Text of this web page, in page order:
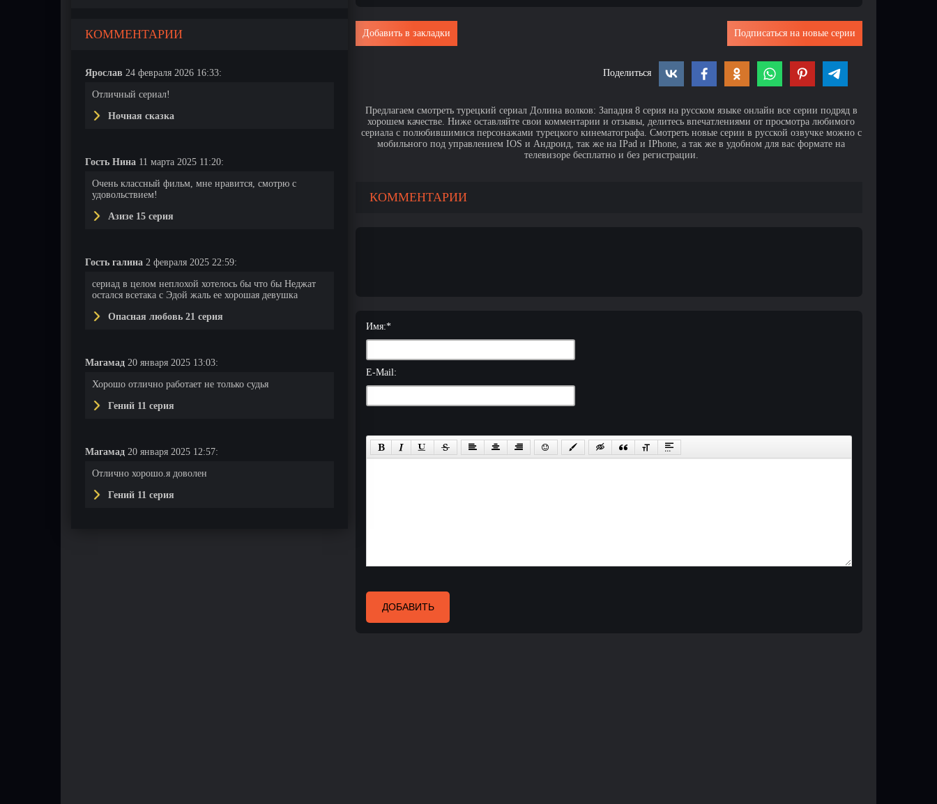
КОММЕНТАРИИ
Ярослав 24 февраля 2026 16:33:
Отличный сериал!
Ночная сказка
Гость Нина 11 марта 2025 11:20:
Очень классный фильм, мне нравится, смотрю с
удовольствием!
Азизе 15 серия
Гость галина 2 февраля 2025 22:59:
сериад в целом неплохой хотелось бы что бы Неджат
остался всетака с Эдой жаль ее хорошая девушка
Опасная любовь 21 серия
Магамад 20 января 2025 13:03:
Хорошо отлично работает не только судья
Гений 11 серия
Магамад 20 января 2025 12:57:
Отлично хорошо.я доволен
Гений 11 серия
Подписаться на новые серии
Добавить в закладки
Поделиться
Предлагаем смотреть турецкий сериал Долина волков: Западня 8 серия на русском языке онлайн все серии подряд в
хорошем качестве. Ниже оставляйте свои комментарии и отзывы, делитесь впечатлениями от просмотра любимого
сериала с полюбившимися персонажами турецкого кинематографа. Смотреть новые серии в русской озвучке можно с
мобильного под управлением IOS и Андроид, так же на IPad и IPhone, а так же в удобном для вас формате на
телевизоре бесплатно и без регистрации.
КОММЕНТАРИИ
Имя:*
E-Mail:
ДОБАВИТЬ